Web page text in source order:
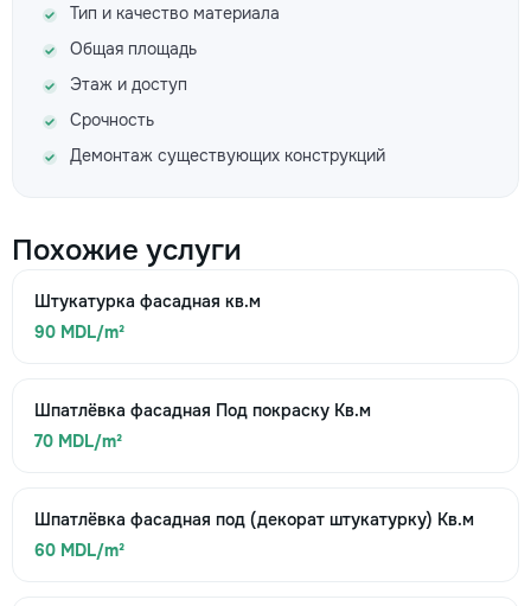
Тип и качество материала
Общая площадь
Этаж и доступ
Срочность
Демонтаж существующих конструкций
Похожие услуги
Штукатурка фасадная кв.м
90 MDL/m²
Шпатлёвка фасадная Под покраску Кв.м
70 MDL/m²
Шпатлёвка фасадная под (декорат штукатурку) Кв.м
60 MDL/m²